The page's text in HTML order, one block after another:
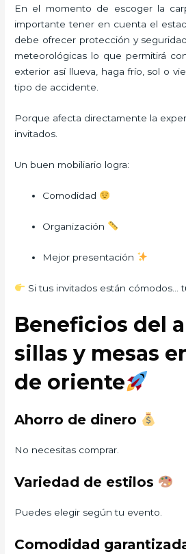
En el momento de escoger la
importante tener en cuenta el
debe ofrecer protección y
meteorológicas lo que permitirá
exterior así llueva, haga frío, sol o
tipo de accidente.
Porque afecta directamente la
invitados.
Un buen mobiliario logra:
Comodidad
Organización
Mejor presentación
Si tus invitados están cómodos…
Beneficios del
sillas y mesas
de oriente
Ahorro de dinero
No necesitas comprar.
Variedad de estilos
Puedes elegir según tu evento.
Comodidad